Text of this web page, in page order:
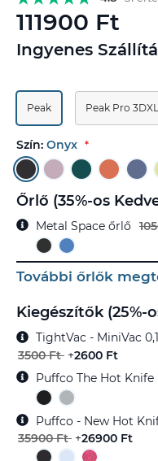
111900 Ft
Ingyenes
Peak Peak Pro 3DXL
Szín: Onyx
Őrlő (35%-os
Metal Space őrlő
További őrlők
Kiegészítők (25%-
TightVac - MiniVac
3500 Ft +2600 Ft
Puffco The Hot Knife
Puffco - New Hot
35900 Ft +26900 Ft
elejére